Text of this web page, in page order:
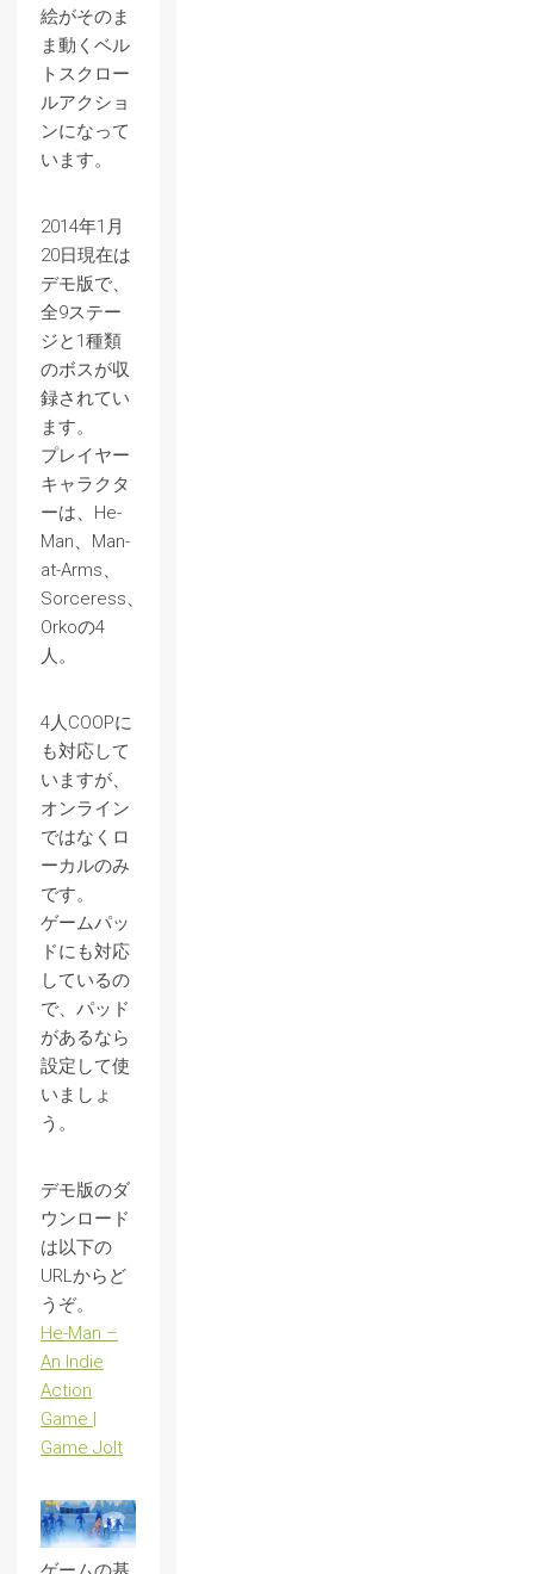
絵がそのま
ま動くベル
トスクロー
ルアクショ
ンになって
います。
2014年1月
20日現在は
デモ版で、
全9ステー
ジと1種類
のボスが収
録されてい
ます。
プレイヤー
キャラクタ
ーは、He-
Man、Man-
at-Arms、
Sorceress、
Orkoの4
人。
4人COOPに
も対応して
いますが、
オンライン
ではなくロ
ーカルのみ
です。
ゲームパッ
ドにも対応
しているの
で、パッド
があるなら
設定して使
いましょ
う。
デモ版のダ
ウンロード
は以下の
URLからど
うぞ。
He-Man –
An Indie
Action
Game |
Game Jolt